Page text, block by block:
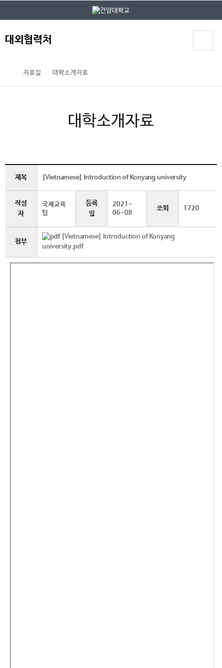
대외협력처
자료실 대학소개자료
대학소개자료
제목 [Vietnamese] Introduction of Konyang university
작성
자
국제교육
팀
등록
일
2021-
06-08
조회 1720
첨부
[Vietnamese] Introduction of Konyang
university.pdf